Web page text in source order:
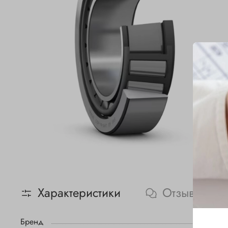
Характеристики Отзывы
Бренд